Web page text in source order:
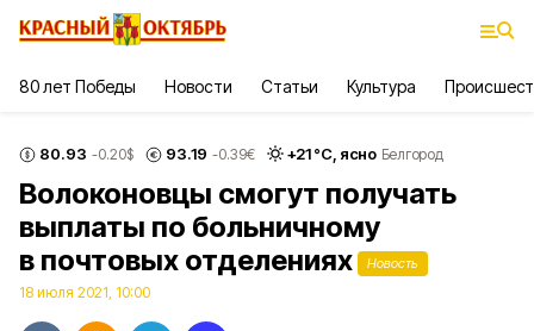
80 лет Победы Новости Статьи Культура
80.93 -0.20$ 93.19 -0.39€ +21°С, ясно Белгород
Волоконовцы смогут получать
выплаты по больничному
в почтовых отделениях
Новость
18 июля 2021, 10:00